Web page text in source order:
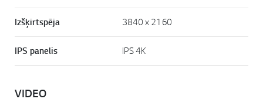
Izšķirtspēja 3840 x 2160
IPS panelis IPS 4K
VIDEO